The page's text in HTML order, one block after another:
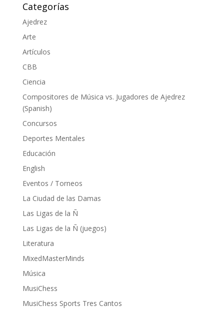
Categorías
Ajedrez
Arte
Artículos
CBB
Ciencia
Compositores de Música vs. Jugadores de Ajedrez
(Spanish)
Concursos
Deportes Mentales
Educación
English
Eventos / Torneos
La Ciudad de las Damas
Las Ligas de la Ñ
Las Ligas de la Ñ (juegos)
Literatura
MixedMasterMinds
Música
MusiChess
MusiChess Sports Tres Cantos